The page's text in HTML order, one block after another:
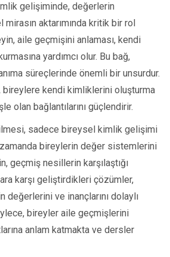
gelişiminde, değerlerin
aktarımında kritik bir rol
aile geçmişini anlaması, kendi
yardımcı olur. Bu bağ,
süreçlerinde önemli bir unsurdur.
bireylere kendi kimliklerini oluşturma
olan bağlantılarını güçlendirir.
sadece bireysel kimlik gelişimi
zamanda bireylerin değer sistemlerini
geçmiş nesillerin karşılaştığı
karşı geliştirdikleri çözümler,
ve inançlarını dolaylı
bireyler aile geçmişlerini
anlam katmakta ve dersler